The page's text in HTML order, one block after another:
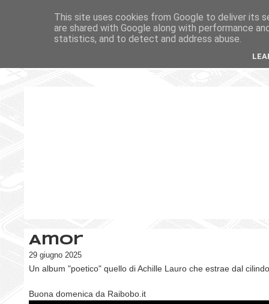
Amor
29 giugno 2025
Un album "poetico" quello di Achille Lauro che estrae dal
Buona domenica da Raibobo.it
This site uses cookies from Google to deliver its
are shared with Google along with performance
statistics, and to detect and address abuse.